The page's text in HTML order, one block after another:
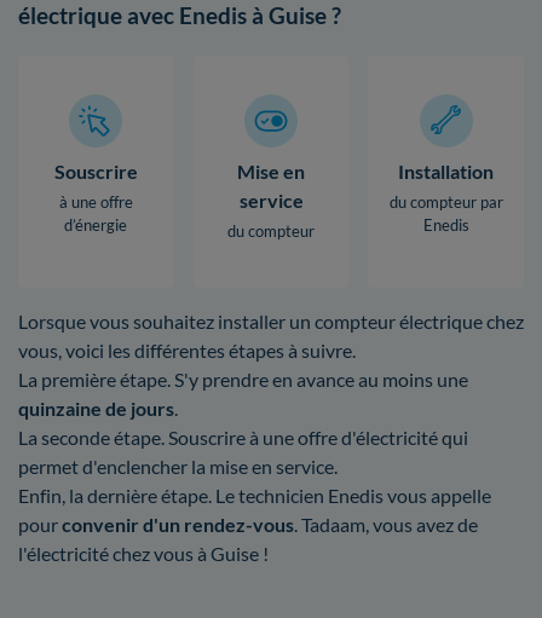
électrique avec Enedis à Guise ?
Souscrire
à une offre
d’énergie
Mise en
service
du compteur
Installation
du compteur par
Enedis
Lorsque vous souhaitez installer un compteur électrique chez
vous, voici les différentes étapes à suivre.
La première étape. S'y prendre en avance au moins une
quinzaine de jours.
La seconde étape. Souscrire à une offre d'électricité qui
permet d'enclencher la mise en service.
Enfin, la dernière étape. Le technicien Enedis vous appelle
pourconvenir d'un rendez-vous. Tadaam, vous avez de
l'électricité chez vous à Guise !